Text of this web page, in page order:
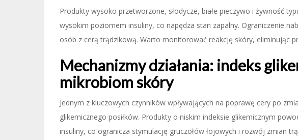
Produkty wysoko przetworzone, słodycze, białe pieczywo i żywność
wysokim poziomem insuliny, co napędza stan zapalny. Ograniczenie
osób z cerą trądzikową. Warto monitorować reakcję skóry, eliminując
Mechanizmy działania: indeks
mikrobiom skóry
Jednym z kluczowych czynników wpływających na poprawę cery po
glikemicznego posiłków. Produkty o niskim indeksie glikemicznym
insuliny, co ogranicza stymulację gruczołów łojowych i rozwój zmian